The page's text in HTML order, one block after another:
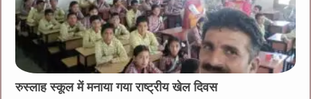
रुस्लाह स्कूल में मनाया गया राष्ट्रीय खेल दिवस